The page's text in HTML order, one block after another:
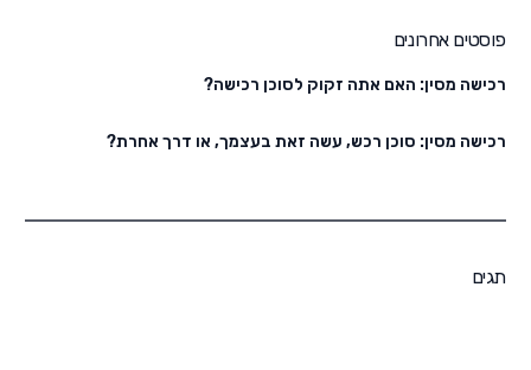
פוסטים אחרונים
רכישה מסין: האם אתה זקוק לסוכן רכישה?
רכישה מסין: סוכן רכש, עשה זאת בעצמך, או דרך אחרת?
תגים